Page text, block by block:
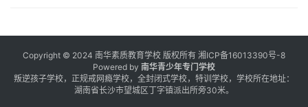
Copyright © 2024 南华素质教育学校 版权所有 湘ICP备16013390号-8
Powered by 南华青少年专门学校
叛逆孩子学校，正规戒网瘾学校，全封闭式学校，特训学校，学校所在地址：
湖南省长沙市望城区丁字镇派出所旁30米。